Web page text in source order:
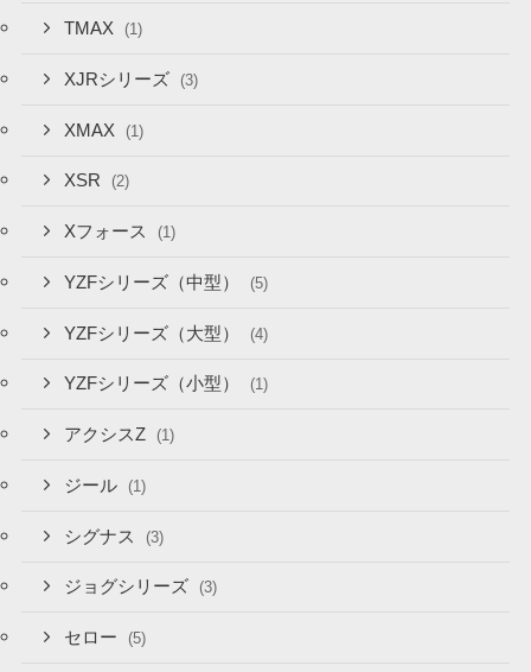
TMAX (1)
XJRシリーズ (3)
XMAX (1)
XSR (2)
Xフォース (1)
YZFシリーズ（中型） (5)
YZFシリーズ（大型） (4)
YZFシリーズ（小型） (1)
アクシスZ (1)
ジール (1)
シグナス (3)
ジョグシリーズ (3)
セロー (5)